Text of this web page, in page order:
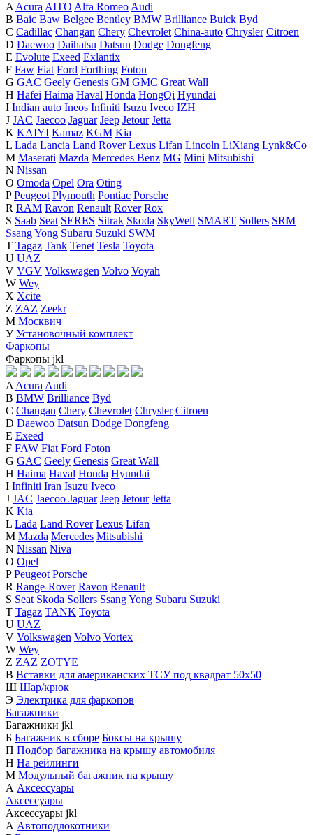
A Acura AITO Alfa Romeo Audi
B Baic Baw Belgee Bentley BMW Brilliance Buick Byd
C Cadillac Changan Chery Chevrolet China-auto Chrysler Citroen
D Daewoo Daihatsu Datsun Dodge Dongfeng
E Evolute Exeed Exlantix
F Faw Fiat Ford Forthing Foton
G GAC Geely Genesis GM GMC Great Wall
H Hafei Haima Haval Honda HongQi Hyundai
I Indian auto Ineos Infiniti Isuzu Iveco IZH
J JAC Jaecoo Jaguar Jeep Jetour Jetta
K KAIYI Kamaz KGM Kia
L Lada Lancia Land Rover Lexus Lifan Lincoln LiXiang Lynk&Co
M Maserati Mazda Mercedes Benz MG Mini Mitsubishi
N Nissan
O Omoda Opel Ora Oting
P Peugeot Plymouth Pontiac Porsche
R RAM Ravon Renault Rover Rox
S Saab Seat SERES Sitrak Skoda SkyWell SMART Sollers SRM
Ssang Yong Subaru Suzuki SWM
T Tagaz Tank Tenet Tesla Toyota
U UAZ
V VGV Volkswagen Volvo Voyah
W Wey
X Xcite
Z ZAZ Zeekr
М Москвич
У Установочный комплект
Фаркопы
Фаркопы jkl
A Acura Audi
B BMW Brilliance Byd
C Changan Chery Chevrolet Chrysler Citroen
D Daewoo Datsun Dodge Dongfeng
E Exeed
F FAW Fiat Ford Foton
G GAC Geely Genesis Great Wall
H Haima Haval Honda Hyundai
I Infiniti Iran Isuzu Iveco
J JAC Jaecoo Jaguar Jeep Jetour Jetta
K Kia
L Lada Land Rover Lexus Lifan
M Mazda Mercedes Mitsubishi
N Nissan Niva
O Opel
P Peugeot Porsche
R Range-Rover Ravon Renault
S Seat Skoda Sollers Ssang Yong Subaru Suzuki
T Tagaz TANK Toyota
U UAZ
V Volkswagen Volvo Vortex
W Wey
Z ZAZ ZOTYE
В Вставки для американских ТСУ под квадрат 50х50
Ш Шар/крюк
Э Электрика для фаркопов
Багажники
Багажники jkl
Б Багажник в сборе Боксы на крышу
П Подбор багажника на крышу автомобиля
Н На рейлинги
М Модульный багажник на крышу
А Аксессуары
Аксессуары
Аксессуары jkl
А Автоподлокотники